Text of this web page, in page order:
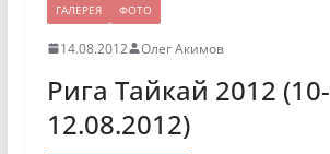
ГАЛЕРЕЯ ФОТО
14.08.2012 Олег Акимов
Рига Тайкай 2012 (10-
12.08.2012)